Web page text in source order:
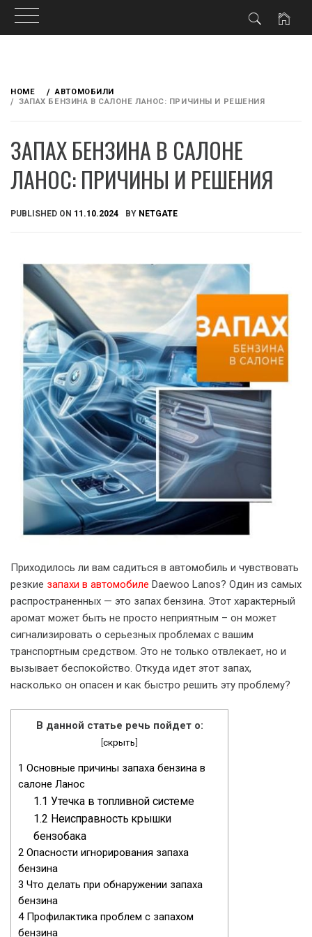
content
HOME
АВТОМОБИЛИ
ЗАПАХ БЕНЗИНА В САЛОНЕ ЛАНОС: ПРИЧИНЫ И РЕШЕНИЯ
ЗАПАХ БЕНЗИНА В САЛОНЕ
ЛАНОС: ПРИЧИНЫ И РЕШЕНИЯ
PUBLISHED ON 11.10.2024 BY NETGATE
Приходилось ли вам садиться в автомобиль и чувствовать
резкие запахи в автомобиле Daewoo Lanos? Один из самых
распространенных — это запах бензина. Этот характерный
аромат может быть не просто неприятным – он может
сигнализировать о серьезных проблемах с вашим
транспортным средством. Это не только отвлекает, но и
вызывает беспокойство. Откуда идет этот запах,
насколько он опасен и как быстро решить эту проблему?
В данной статье речь пойдет о:
[скрыть]
1 Основные причины запаха бензина в
салоне Ланос
1.1 Утечка в топливной системе
1.2 Неисправность крышки
бензобака
2 Опасности игнорирования запаха
бензина
3 Что делать при обнаружении запаха
бензина
4Профилактика проблем с запахом
бензина